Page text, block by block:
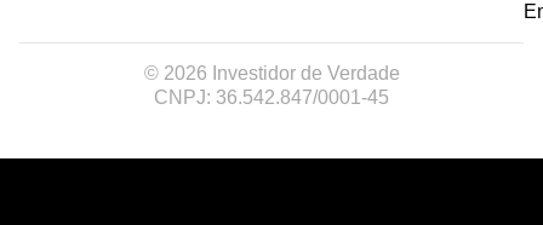
© 2026 Investidor de Verdade
CNPJ: 36.542.847/0001-45